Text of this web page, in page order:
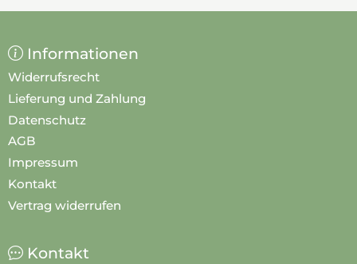
Informationen
Widerrufsrecht
Lieferung und Zahlung
Datenschutz
AGB
Impressum
Kontakt
Vertrag widerrufen
Kontakt